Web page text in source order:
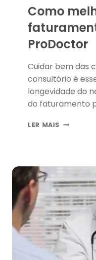
Como
ProDoctor
Cuidar bem das
consultório é
longevidade do
do faturamento
cuidar dos
colocando em
local de
entender melhor
ProDoctor e de
melhorar o
consultório.
LER MAIS COMO